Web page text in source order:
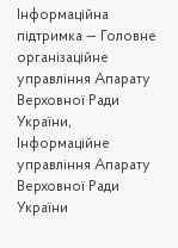
Iнформаційна
підтримка — Головне
організаційне
управління Апарату
Верховної Ради
України,
Інформаційне
управління Апарату
Верховної Ради
України